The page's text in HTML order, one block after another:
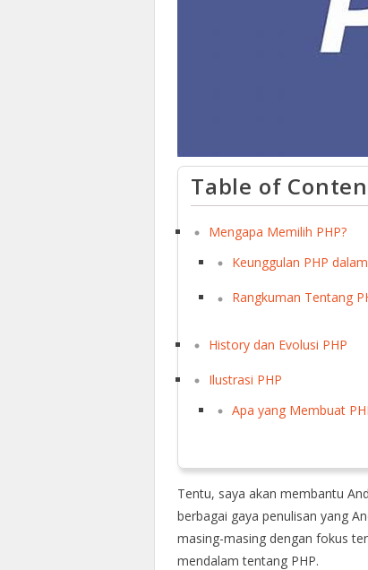
Table of
Mengapa Memilih PHP?
Keunggulan PHP
Rangkuman Tentang
History dan Evolusi PHP
Ilustrasi PHP
Apa yang Membuat
Tentu, saya akan membantu
berbagai gaya penulisan yang
masing-masing dengan fokus
mendalam tentang PHP.